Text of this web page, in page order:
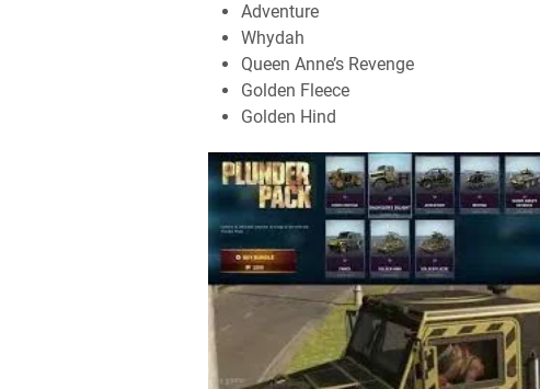
Adventure
Whydah
Queen Anne’s Revenge
Golden Fleece
Golden Hind